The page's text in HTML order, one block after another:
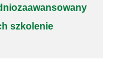
szkolenie